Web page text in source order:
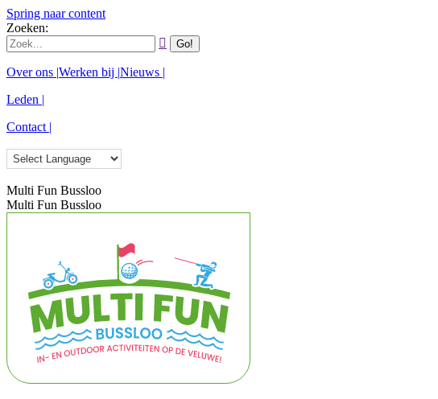
Spring naar content
Zoeken:
Over ons |Werken bij |Nieuws |
Leden |
Contact |
Multi Fun Bussloo
Multi Fun Bussloo